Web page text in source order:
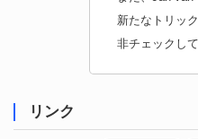
新たなトリッ
非チェックし
リンク